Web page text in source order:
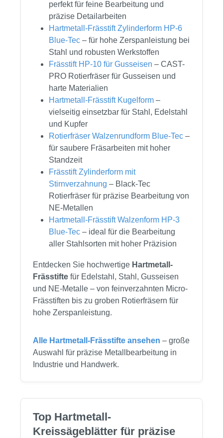
perfekt für feine Bearbeitung und
präzise Detailarbeiten
Hartmetall-Frässtift Zylinderform HP-6
Blue-Tec – für hohe Zerspanleistung bei
Stahl und robusten Werkstoffen
Frässtift HP-10 für Gusseisen – CAST-
PRO Rotierfräser für Gusseisen und
harte Materialien
Hartmetall-Frässtift Kugelform –
vielseitig einsetzbar für Stahl, Edelstahl
und Kupfer
Rotierfräser Walzenrundform Blue-Tec –
für saubere Fräsarbeiten mit hoher
Standzeit
Frässtift Zylinderform mit
Stirnverzahnung – Black-Tec
Rotierfräser für präzise Bearbeitung von
NE-Metallen
Hartmetall-Frässtift Walzenform HP-3
Blue-Tec – ideal für die Bearbeitung
aller Stahlsorten mit hoher Präzision
Entdecken Sie hochwertige Hartmetall-
Frässtifte für Edelstahl, Stahl, Gusseisen
und NE-Metalle – von feinverzahnten Micro-
Frässtiften bis zu groben Rotierfräsern für
hohe Zerspanleistung.
Alle Hartmetall-Frässtifte ansehen – große
Auswahl für präzise Metallbearbeitung in
Industrie und Handwerk.
Top Hartmetall-
Kreissägeblätter für präzise